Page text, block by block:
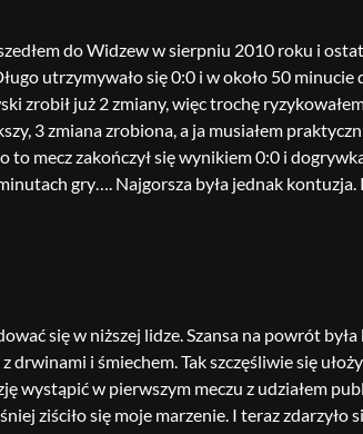
do Widzew w sierpniu 2010 roku i
utrzymywało się 0:0 i w około 50
zrobił już 2 zmiany, więc trochę
3 zmiana zrobiona, a ja musiałem
to mecz zakończył się wynikiem 0:0 i
gry…. Najgorsza była jednak
się w niższej lidze. Szansa na powrót
drwinami i śmiechem. Tak szczęśliwie się
wystąpić w pierwszym meczu z udziałem
ziściło się moje marzenie. I teraz